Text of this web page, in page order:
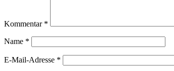
Kommentar *
Name *
E-Mail-Adresse *